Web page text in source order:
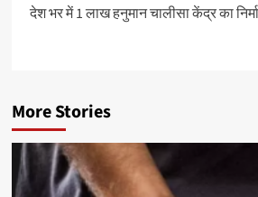
देश भर में 1 लाख हनुमान चालीसा केंद्र का
More Stories